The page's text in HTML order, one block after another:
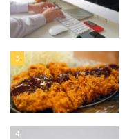
3
4